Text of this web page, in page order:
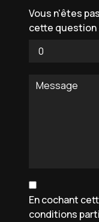
Vous n'êtes
cette question
En cochant
conditions